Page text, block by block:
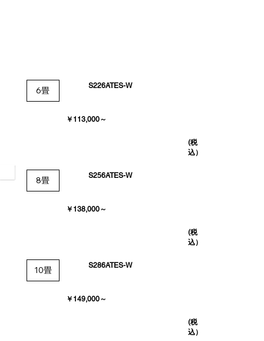
6畳 S226ATES-W
￥113,000～
(税
込）
8畳 S256ATES-W
￥138,000～
(税
込）
10畳 S286ATES-W
￥149,000～
(税
込）